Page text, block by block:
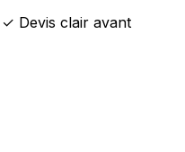
Devis clair avant